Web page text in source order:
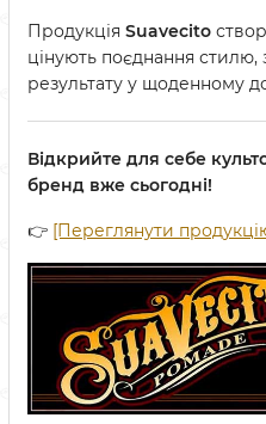
Продукція Suavecito
цінують поєднання стилю,
результату у щоденному
Відкрийте для себе
бренд вже сьогодні!
👉 [Переглянути